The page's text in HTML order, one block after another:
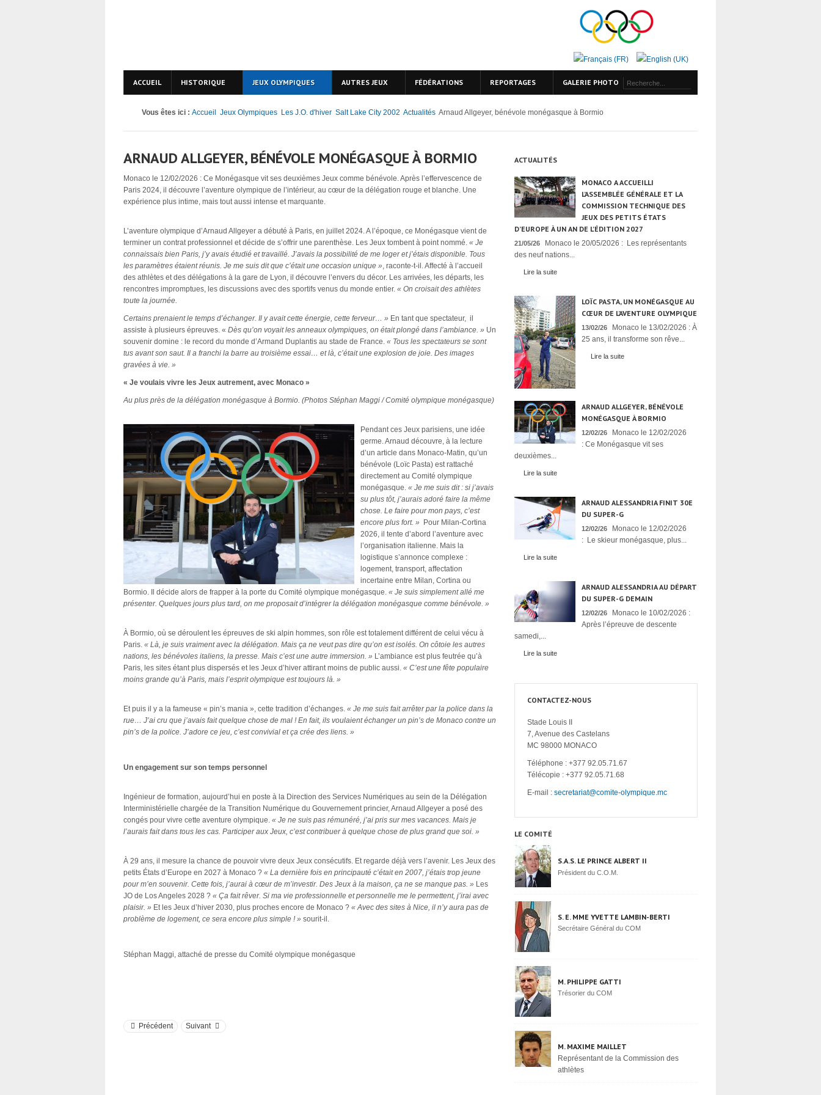
ACCUEIL HISTORIQUE JEUX OLYMPIQUES AUTRES JEUX FÉDÉRATIONS REPORTAGES GALERIE PHOTO
Vous êtes ici : Accueil Jeux Olympiques Les J.O. d'hiver Salt Lake City 2002 Actualités Arnaud Allgeyer, bénévole monégasque à Bormio
ARNAUD ALLGEYER, BÉNÉVOLE MONÉGASQUE À BORMIO
Monaco le 12/02/2026 : Ce Monégasque vit ses deuxièmes Jeux comme bénévole. Après l’effervescence de
Paris 2024, il découvre l’aventure olympique de l’intérieur, au cœur de la délégation rouge et blanche. Une
expérience plus intime, mais tout aussi intense et marquante.
L’aventure olympique d’Arnaud Allgeyer a débuté à Paris, en juillet 2024. A l’époque, ce Monégasque vient de
terminer un contrat professionnel et décide de s’offrir une parenthèse. Les Jeux tombent à point nommé. « Je
connaissais bien Paris, j’y avais étudié et travaillé. J’avais la possibilité de me loger et j’étais disponible. Tous
les paramètres étaient réunis. Je me suis dit que c’était une occasion unique », raconte-t-il. Affecté à l’accueil
des athlètes et des délégations à la gare de Lyon, il découvre l’envers du décor. Les arrivées, les départs, les
rencontres impromptues, les discussions avec des sportifs venus du monde entier. « On croisait des athlètes
toute la journée.
Certains prenaient le temps d’échanger. Il y avait cette énergie, cette ferveur… » En tant que spectateur, il
assiste à plusieurs épreuves. « Dès qu’on voyait les anneaux olympiques, on était plongé dans l’ambiance. » Un
souvenir domine : le record du monde d’Armand Duplantis au stade de France. « Tous les spectateurs se sont
tus avant son saut. Il a franchi la barre au troisième essai… et là, c’était une explosion de joie. Des images
gravées à vie. »
« Je voulais vivre les Jeux autrement, avec Monaco »
Au plus près de la délégation monégasque à Bormio. (Photos Stéphan Maggi / Comité olympique monégasque)
Pendant ces Jeux parisiens, une idée
germe. Arnaud découvre, à la lecture
d’un article dans Monaco-Matin, qu’un
bénévole (Loïc Pasta) est rattaché
directement au Comité olympique
monégasque. « Je me suis dit : si j’avais
su plus tôt, j’aurais adoré faire la même
chose. Le faire pour mon pays, c’est
encore plus fort. » Pour Milan-Cortina
2026, il tente d’abord l’aventure avec
l’organisation italienne. Mais la
logistique s’annonce complexe :
logement, transport, affectation
incertaine entre Milan, Cortina ou
Bormio. Il décide alors de frapper à la porte du Comité olympique monégasque. « Je suis simplement allé me
présenter. Quelques jours plus tard, on me proposait d’intégrer la délégation monégasque comme bénévole. »
À Bormio, où se déroulent les épreuves de ski alpin hommes, son rôle est totalement différent de celui vécu à
Paris. « Là, je suis vraiment avec la délégation. Mais ça ne veut pas dire qu’on est isolés. On côtoie les autres
nations, les bénévoles italiens, la presse. Mais c’est une autre immersion. » L’ambiance est plus feutrée qu’à
Paris, les sites étant plus dispersés et les Jeux d’hiver attirant moins de public aussi. « C’est une fête populaire
moins grande qu’à Paris, mais l’esprit olympique est toujours là. »
Et puis il y a la fameuse « pin’s mania », cette tradition d’échanges. « Je me suis fait arrêter par la police dans la
rue… J’ai cru que j’avais fait quelque chose de mal ! En fait, ils voulaient échanger un pin’s de Monaco contre un
pin’s de la police. J’adore ce jeu, c’est convivial et ça crée des liens. »
Un engagement sur son temps personnel
Ingénieur de formation, aujourd’hui en poste à la Direction des Services Numériques au sein de la Délégation
Interministérielle chargée de la Transition Numérique du Gouvernement princier, Arnaud Allgeyer a posé des
congés pour vivre cette aventure olympique. « Je ne suis pas rémunéré, j’ai pris sur mes vacances. Mais je
l’aurais fait dans tous les cas. Participer aux Jeux, c’est contribuer à quelque chose de plus grand que soi. »
À 29 ans, il mesure la chance de pouvoir vivre deux Jeux consécutifs. Et regarde déjà vers l’avenir. Les Jeux des
petits États d’Europe en 2027 à Monaco ? « La dernière fois en principauté c’était en 2007, j’étais trop jeune
pour m’en souvenir. Cette fois, j’aurai à cœur de m’investir. Des Jeux à la maison, ça ne se manque pas. » Les
JO de Los Angeles 2028 ? « Ça fait rêver. Si ma vie professionnelle et personnelle me le permettent, j’irai avec
plaisir. » Et les Jeux d’hiver 2030, plus proches encore de Monaco ? « Avec des sites à Nice, il n’y aura pas de
problème de logement, ce sera encore plus simple ! » sourit-il.
Stéphan Maggi, attaché de presse du Comité olympique monégasque
Précédent Suivant
ACTUALITÉS
MONACO A ACCUEILLI
L’ASSEMBLÉE GÉNÉRALE ET LA
COMMISSION TECHNIQUE DES
JEUX DES PETITS ÉTATS
D’EUROPE À UN AN DE L’ÉDITION 2027
21/05/26
Monaco le 20/05/2026 : Les représentants
des neuf nations...
Lire la suite
LOÏC PASTA, UN MONÉGASQUE AU
CŒUR DE L’AVENTURE OLYMPIQUE
13/02/26
Monaco le 13/02/2026 : À
25 ans, il transforme son rêve...
Lire la suite
ARNAUD ALLGEYER, BÉNÉVOLE
MONÉGASQUE À BORMIO
12/02/26
Monaco le 12/02/2026
: Ce Monégasque vit ses
deuxièmes...
Lire la suite
ARNAUD ALESSANDRIA FINIT 30E
DU SUPER-G
12/02/26
Monaco le 12/02/2026
: Le skieur monégasque, plus...
Lire la suite
ARNAUD ALESSANDRIA AU DÉPART
DU SUPER-G DEMAIN
12/02/26
Monaco le 10/02/2026 :
Après l’épreuve de descente
samedi,...
Lire la suite
CONTACTEZ-NOUS
Stade Louis II
7, Avenue des Castelans
MC 98000 MONACO
Téléphone : +377 92.05.71.67
Télécopie : +377 92.05.71.68
E-mail : secretariat@comite-olympique.mc
LE COMITÉ
S.A.S. LE PRINCE ALBERT II
Président du C.O.M.
S. E. MME YVETTE LAMBIN-BERTI
Secrétaire Général du COM
M. PHILIPPE GATTI
Trésorier du COM
M. MAXIME MAILLET
Représentant de la Commission des
athlètes